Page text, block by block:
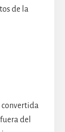
de la
convertida
del